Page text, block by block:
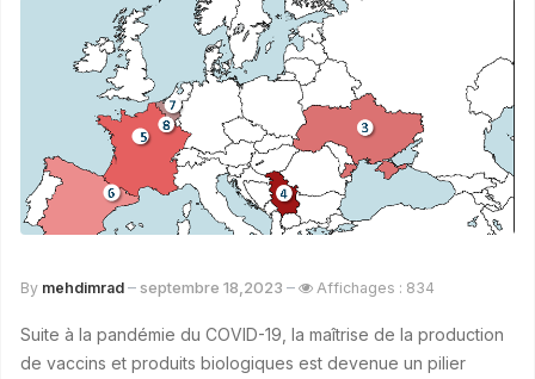
By mehdimrad septembre 18,2023 Affichages : 834
Suite à la pandémie du COVID-19, la maîtrise de la production
de vaccins et produits biologiques est devenue un pilier